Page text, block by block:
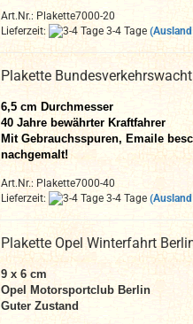
Art.Nr.: Plakette7000-20
Lieferzeit:
3-4 Tage
Plakette
6,5 cm Durchmesser
40 Jahre bewährter Kraftfahrer
Mit Gebrauchsspuren, Emaile
nachgemalt!
Art.Nr.: Plakette7000-40
Lieferzeit:
3-4 Tage
Plakette Opel Winterfahrt
9 x 6 cm
Opel Motorsportclub Berlin
Guter Zustand